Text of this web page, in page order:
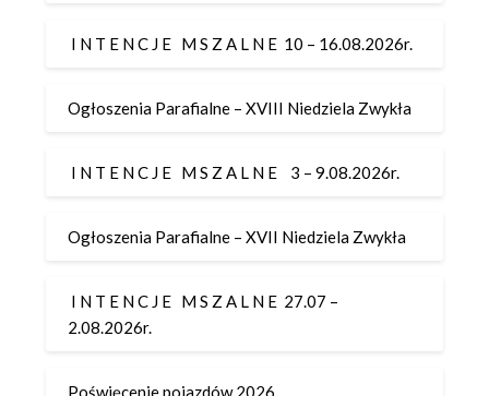
I N T E N C J E M S Z A L N E 10 – 16.08.2026r.
Ogłoszenia Parafialne – XVIII Niedziela Zwykła
I N T E N C J E M S Z A L N E 3 – 9.08.2026r.
Ogłoszenia Parafialne – XVII Niedziela Zwykła
I N T E N C J E M S Z A L N E 27.07 –
2.08.2026r.
Poświęcenie pojazdów 2026